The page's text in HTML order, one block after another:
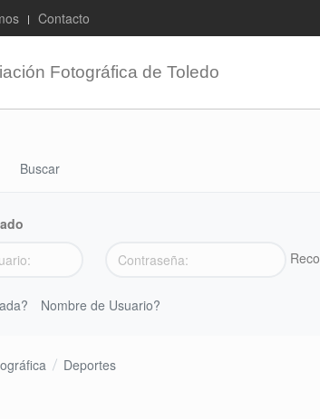
Contacto
Fotográfica de Toledo
Buscar
Nombre de Usuario?
Deportes